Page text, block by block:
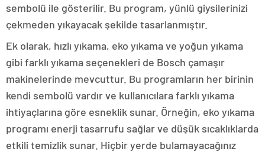
sembolü ile gösterilir. Bu program, yünlü giysilerinizi
çekmeden yıkayacak şekilde tasarlanmıştır.
Ek olarak, hızlı yıkama, eko yıkama ve yoğun yıkama
gibi farklı yıkama seçenekleri de Bosch çamaşır
makinelerinde mevcuttur. Bu programların her birinin
kendi sembolü vardır ve kullanıcılara farklı yıkama
ihtiyaçlarına göre esneklik sunar. Örneğin, eko yıkama
programı enerji tasarrufu sağlar ve düşük sıcaklıklarda
etkili temizlik sunar. Hiçbir yerde bulamayacağınız